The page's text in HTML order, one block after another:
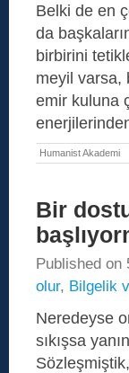
Belki de en
da
birbirini
meyil varsa,
emir kuluna
Humanist Akademi
Bir
Published on
olur, Bilgelik
Neredeyse
sıkışsa